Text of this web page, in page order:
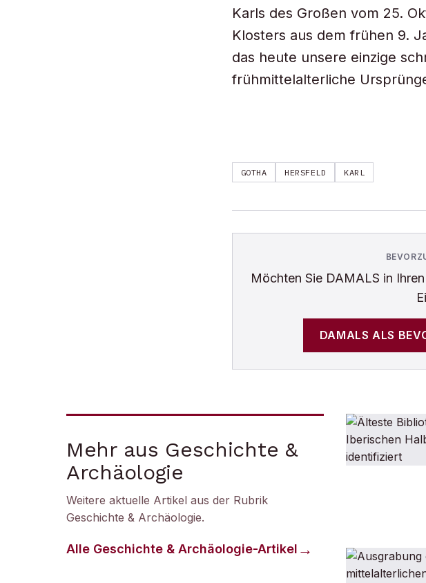
Karls des Großen vom 25.
Klosters aus dem frühen 9.
das heute unsere einzige
frühmittelalterliche
GOTHA HERSFELD KARL
Möchten Sie DAMALS in
DAMALS ALS
Mehr aus Geschichte &
Archäologie
Weitere aktuelle Artikel aus der Rubrik
Geschichte & Archäologie.
Alle Geschichte & Archäologie-Artikel